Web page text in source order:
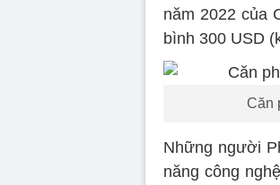
năm 2022 của
bình 300 USD
Căn
Những người
năng công